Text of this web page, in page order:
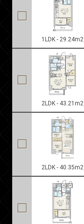
1LDK - 29.24m2
2LDK - 43.21m2
2LDK - 40.35m2